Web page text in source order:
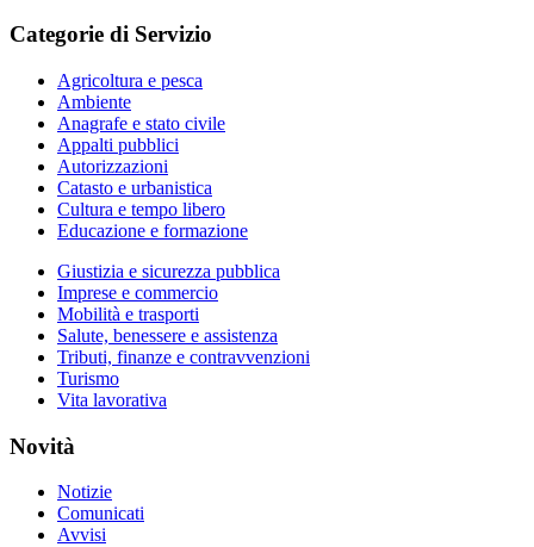
Categorie di Servizio
Agricoltura e pesca
Ambiente
Anagrafe e stato civile
Appalti pubblici
Autorizzazioni
Catasto e urbanistica
Cultura e tempo libero
Educazione e formazione
Giustizia e sicurezza pubblica
Imprese e commercio
Mobilità e trasporti
Salute, benessere e assistenza
Tributi, finanze e contravvenzioni
Turismo
Vita lavorativa
Novità
Notizie
Comunicati
Avvisi